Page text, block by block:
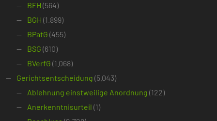
BFH (564)
BGH (1.899)
BPatG (455)
BSG (610)
BVerfG (1.068)
Gerichtsentscheidung (5.043)
Ablehnung einstweilige Anordnung (122)
Anerkenntnisurteil (1)